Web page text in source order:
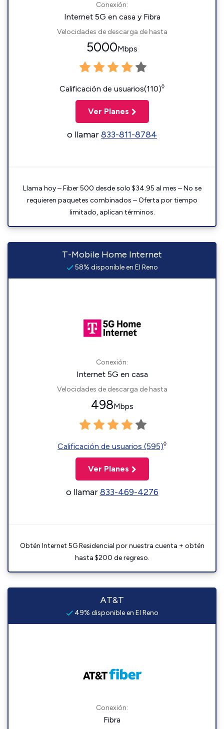
Conexión:
Internet 5G en casa y Fibra
Velocidades de descarga de hasta
5000Mbps
Calificación de usuarios(110)◊
Ver Planes
o llamar833-811-8784
Llama hoy – Fiber 500 desde solo $34.95 al mes – No se
requieren paquetes combinados – Oferta por tiempo
limitado, aplican términos.
T-Mobile Home Internet
58% disponible en El Reno
Conexión:
Internet 5G en casa
Velocidades de descarga de hasta
498Mbps
Calificación de usuarios (595)◊
Ver Planes
o llamar833-469-4276
Obtén Internet 5G Residencial por nuestra cuenta + obtén
hasta $200 de regreso.
AT&T
49% disponible en El Reno
Conexión:
Fibra